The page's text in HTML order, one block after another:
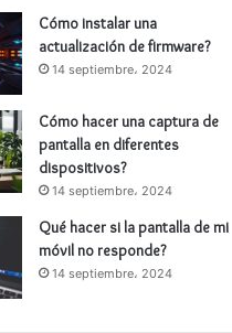
Cómo instalar una
actualización de firmware?
14 septiembre، 2024
Cómo hacer una captura de
pantalla en diferentes
dispositivos?
14 septiembre، 2024
Qué hacer si la pantalla de mi
móvil no responde?
14 septiembre، 2024